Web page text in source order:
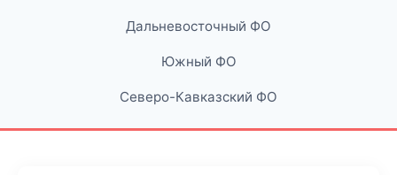
Дальневосточный ФО
Южный ФО
Северо-Кавказский ФО